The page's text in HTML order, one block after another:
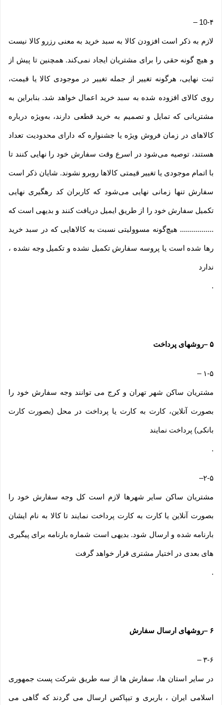
10-۴ –
لازم به ذکر است افزودن کالا به سبد خرید به معنی رزرو کالا نیست
و هیچ گونه حقی را برای مشتریان ایجاد نمی‌کند. همچنین تا پیش از
ثبت نهایی، هرگونه تغییر از جمله تغییر در موجودی کالا یا قیمت،
روی کالای افزوده شده به سبد خرید اعمال خواهد شد. بنابراین به
مشتریانی که تمایل و تصمیم به خرید قطعی دارند، به‌ویژه درباره
کالاهای در زمان فروش ویژه یا جشنواره که دارای محدودیت تعداد
هستند، توصیه می‌شود در اسرع وقت سفارش خود را نهایی کنند تا
با اتمام موجودی یا تغییر قیمتی کالاها روبرو نشوند. شایان ذکر است
سفارش تنها زمانی نهایی می‌شود که کاربران کد رهگیری نهایی
تکمیل سفارش خود را از طریق ایمیل دریافت کنند و بدیهی است که
................. هیچ‌گونه مسوولیتی نسبت به کالاهایی که در سبد خرید
رها شده است یا پروسه سفارش تکمیل نشده و تکمیل وجه نشده ،
ندارد
.
۵ –روشهای پرداخت
۱-۵ –
مشتریان ساکن شهر تهران و کرج می توانند وجه سفارش خود را
بصورت آنلاین، کارت به کارت یا پرداخت در محل (بصورت کارت
بانکی) پرداخت نمایند
.
۲-۵–
مشتریان ساکن سایر شهرها لازم است کل وجه سفارش خود را
بصورت آنلاین یا کارت به کارت پرداخت نمایند تا کالا به نام ایشان
بارنامه شده و ارسال شود. بدیهی است شماره بارنامه برای پیگیری
های بعدی در اختیار مشتری قرار خواهد گرفت
.
۶ –روشهای ارسال سفارش
۳-۶–
در سایر استان ها، سفارش ها از سه طریق شرکت پست جمهوری
اسلامی ایران ، باربری و تیپاکس ارسال می گردند که گاهی می